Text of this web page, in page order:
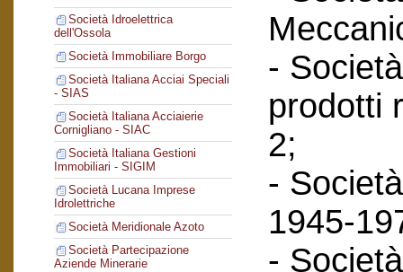
Società Idroelettrica
dell'Ossola
Società Immobiliare Borgo
Società Italiana Acciai Speciali
- SIAS
Società Italiana Acciaierie
Cornigliano - SIAC
Società Italiana Gestioni
Immobiliari - SIGIM
Società Lucana Imprese
Idrolettriche
Società Meridionale Azoto
Società Partecipazione
Aziende Minerarie
-
prodotti
2;
-
1945-
-